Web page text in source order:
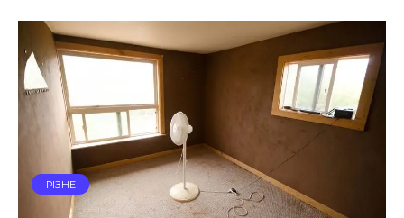
РІЗНЕ